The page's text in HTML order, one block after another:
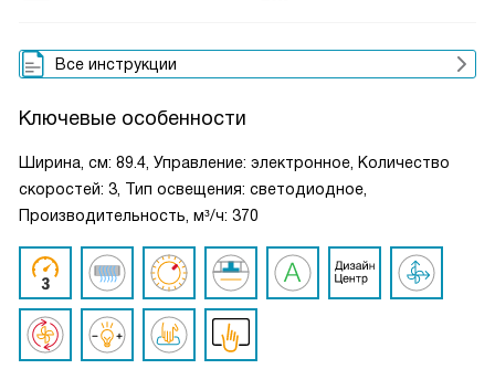
Все инструкции
Ключевые особенности
Ширина, см: 89.4, Управление: электронное, Количество
скоростей: 3, Тип освещения: светодиодное,
Производительность, м³/ч: 370